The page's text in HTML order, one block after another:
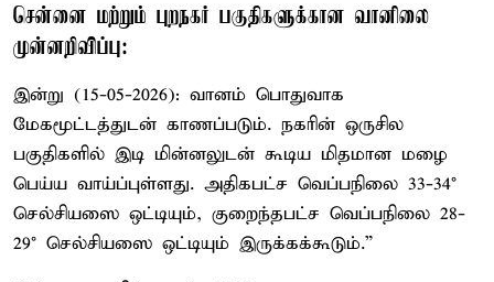
சென்னை மற்றும் புறநகர் பகுதிகளுக்கான வானிலை
முன்னறிவிப்பு:
இன்று (15-05-2026): வானம் பொதுவாக
மேகமூட்டத்துடன் காணப்படும். நகரின் ஒருசில
பகுதிகளில் இடி மின்னலுடன் கூடிய மிதமான மழை
பெய்ய வாய்ப்புள்ளது. அதிகபட்ச வெப்பநிலை 33-34°
செல்சியஸை ஒட்டியும், குறைந்தபட்ச வெப்பநிலை 28-
29° செல்சியஸை ஒட்டியும் இருக்கக்கூடும்.”